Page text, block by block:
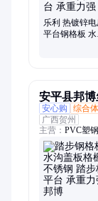
乐利 热镀锌
平台钢格板 水
安平县邦博
安心购
综合
广西贺州
主营： PVC塑
塑钢护栏、市